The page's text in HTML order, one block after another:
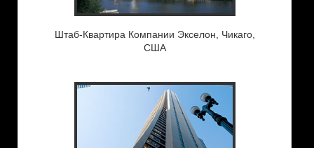
Штаб-Квартира Компании Экселон, Чикаго,
США